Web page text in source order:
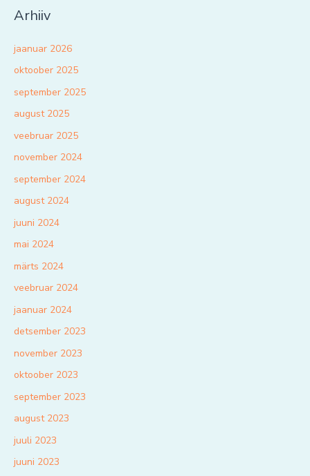
Arhiiv
jaanuar 2026
oktoober 2025
september 2025
august 2025
veebruar 2025
november 2024
september 2024
august 2024
juuni 2024
mai 2024
märts 2024
veebruar 2024
jaanuar 2024
detsember 2023
november 2023
oktoober 2023
september 2023
august 2023
juuli 2023
juuni 2023